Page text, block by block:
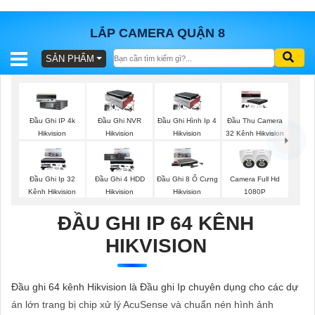
LẮP CAMERA QUẬN 8
BÁO
TRỌN
GÓI
SẢN
VẤN
LẮP
SẢN PHẨM
Đầu Ghi IP 4k
Hikvision
Đầu Ghi NVR
Hikvision
Đầu Ghi Hình Ip 4
Hikvision
Đầu Thu Camera
32 Kênh Hikvision
Đầu Ghi Ip 32
Kênh Hikvision
Đầu Ghi 4 HDD
Hikvision
Đầu Ghi 8 Ổ Cưng
Hikvision
Camera Full Hd
1080P
ĐẦU GHI IP 64 KÊNH
HIKVISION
Đầu ghi 64 kênh Hikvision là Đầu ghi Ip chuyên dụng cho các dự
án lớn trang bị chip xử lý AcuSense và chuẩn nén hình ảnh